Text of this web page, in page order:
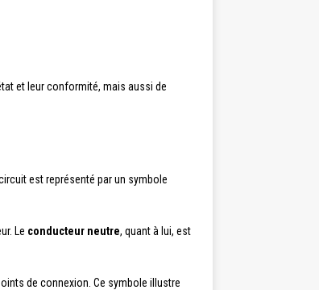
et leur conformité, mais aussi de
est représenté par un symbole
Le conducteur neutre, quant à lui, est
de connexion. Ce symbole illustre